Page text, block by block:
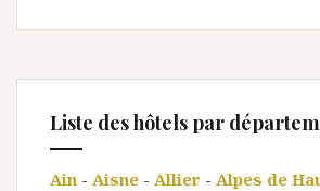
Liste des hôtels par
Ain - Aisne - Allier - Alpes de